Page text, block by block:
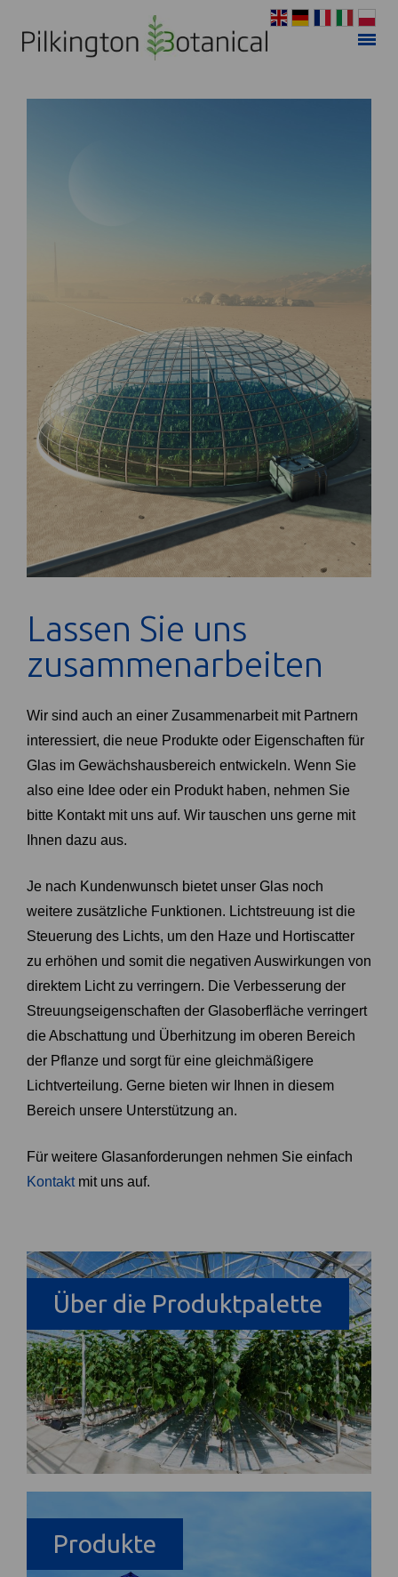
Lassen Sie uns
zusammenarbeiten
Wir sind auch an einer Zusammenarbeit mit Partnern
interessiert, die neue Produkte oder Eigenschaften für
Glas im Gewächshausbereich entwickeln. Wenn Sie
also eine Idee oder ein Produkt haben, nehmen Sie
bitte Kontakt mit uns auf. Wir tauschen uns gerne mit
Ihnen dazu aus.
Je nach Kundenwunsch bietet unser Glas noch
weitere zusätzliche Funktionen. Lichtstreuung ist die
Steuerung des Lichts, um den Haze und Hortiscatter
zu erhöhen und somit die negativen Auswirkungen von
direktem Licht zu verringern. Die Verbesserung der
Streuungseigenschaften der Glasoberfläche verringert
die Abschattung und Überhitzung im oberen Bereich
der Pflanze und sorgt für eine gleichmäßigere
Lichtverteilung. Gerne bieten wir Ihnen in diesem
Bereich unsere Unterstützung an.
Für weitere Glasanforderungen nehmen Sie einfach
Kontaktmit uns auf.
Über die Produktpalette
Produkte